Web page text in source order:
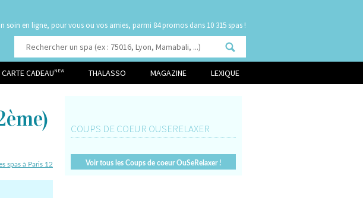
soin en ligne, pour vous ou vos amies, parmi dans 10 315 spas !
CARTE CADEAU NEW THALASSO MAGAZINE LEXIQUE
spas à Paris 12
COUPS DE COEUR OUSERELAXER
Voir tous les Coups de coeur OuSeRelaxer !